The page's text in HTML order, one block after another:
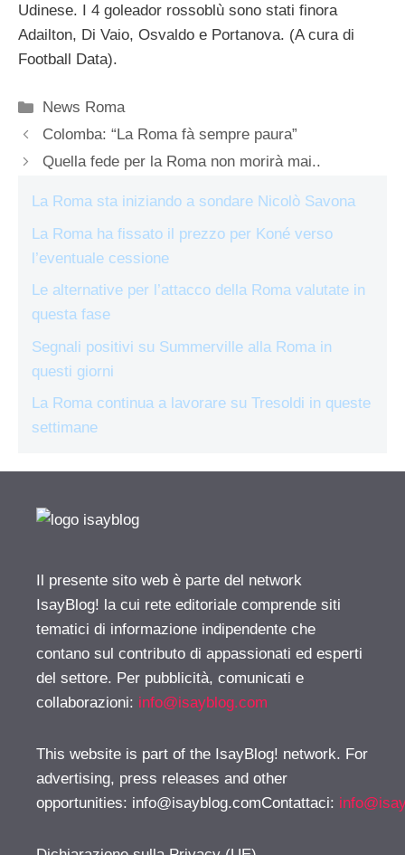
Udinese. I 4 goleador rossoblù sono stati finora
Adailton, Di Vaio, Osvaldo e Portanova. (A cura di
Football Data).
Categorie
News Roma
Colomba: “La Roma fà sempre paura”
Quella fede per la Roma non morirà mai..
La Roma sta iniziando a sondare Nicolò Savona
La Roma ha fissato il prezzo per Koné verso
l’eventuale cessione
Le alternative per l’attacco della Roma valutate in
questa fase
Segnali positivi su Summerville alla Roma in
questi giorni
La Roma continua a lavorare su Tresoldi in queste
settimane
Il presente sito web è parte del network
IsayBlog! la cui rete editoriale comprende siti
tematici di informazione indipendente che
contano sul contributo di appassionati ed esperti
del settore. Per pubblicità, comunicati e
collaborazioni: info@isayblog.com
This website is part of the IsayBlog! network. For
advertising, press releases and other
opportunities: info@isayblog.comContattaci: